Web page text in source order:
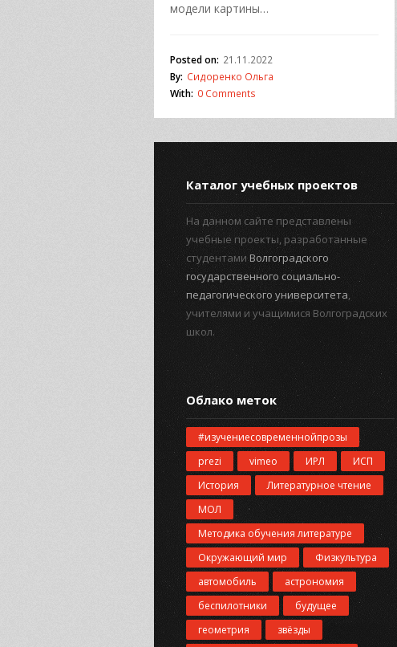
модели картины…
Posted on: 21.11.2022
By: Сидоренко Ольга
With: 0 Comments
Каталог учебных проектов
На данном сайте представлены
учебные проекты, разработанные
студентамиВолгоградского
государственного социально-
педагогического университета,
учителями и учащимися Волгоградских
школ.
Облако меток
#изучениесовременнойпрозы
prezi
vimeo ИРЛ
ИСП
История
Литературное чтение
МОЛ
Методика обучения литературе
Окружающий мир
Физкультура
автомобиль
астрономия
беспилотники
будущее
геометрия
звёзды